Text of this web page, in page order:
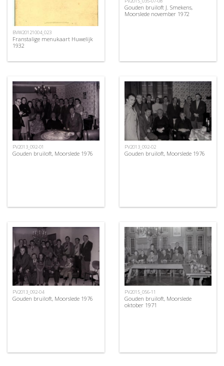
BVW20121004_023
Franstalige menukaart Huwelijk
1932
Gouden bruiloft J. Smekens,
Moorslede november 1972
PV2013_092-01
Gouden bruiloft, Moorslede 1976
PV2013_092-02
Gouden bruiloft, Moorslede 1976
PV2013_092-04
Gouden bruiloft, Moorslede 1976
PV2015_056-11
Gouden bruiloft, Moorslede
oktober 1971